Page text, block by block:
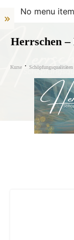
No menu
Herrschen
Kurse Schöpfungsqualitäten